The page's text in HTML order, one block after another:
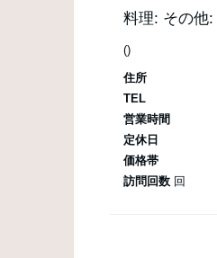
料理: その他:
()
住所
TEL
営業時間
定休日
価格帯
訪問回数 回